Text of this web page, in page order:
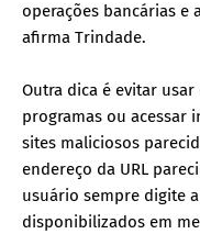
operações bancárias e
afirma Trindade.
Outra dica é evitar
programas ou acessar
sites maliciosos
endereço da URL
usuário sempre digite
disponibilizados em